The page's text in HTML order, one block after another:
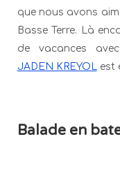
que nous avons
Basse Terre. Là
de vacances
JADEN KREYOL
est
Balade en